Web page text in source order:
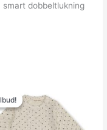
dobbeltlukning
oprindelige
pris
var:
199.95kr..
aktuelle
pris
er:
119.97kr..